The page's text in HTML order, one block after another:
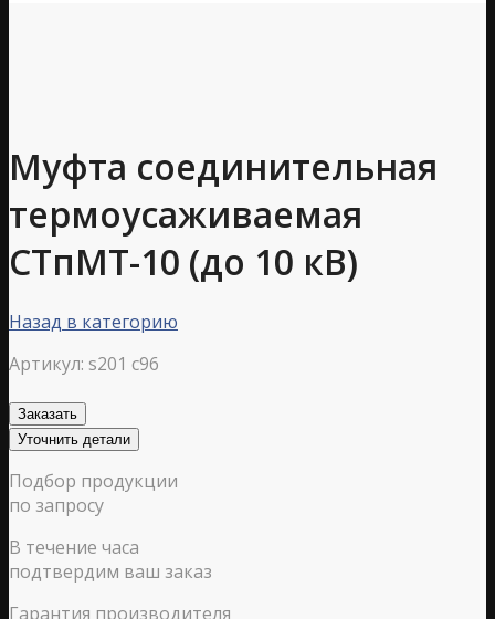
Муфта соединительная
термоусаживаемая
СТпМТ-10 (до 10 кВ)
Назад в категорию
Артикул: s201 c96
Заказать
Уточнить детали
Подбор продукции
по запросу
В течение часа
подтвердим ваш заказ
Гарантия производителя